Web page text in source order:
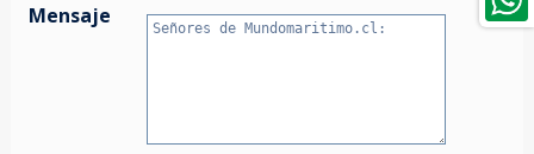
Mensaje